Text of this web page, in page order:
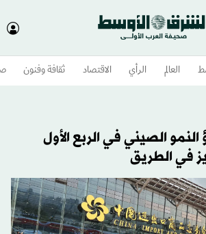
العالم الرأي الاقتصاد ثقافة وفنون
الصيني في الربع الأول
في الطريق